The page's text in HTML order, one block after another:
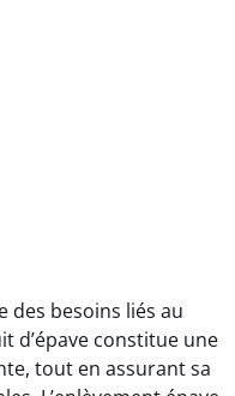
des besoins liés au
d’épave constitue une
tout en assurant sa